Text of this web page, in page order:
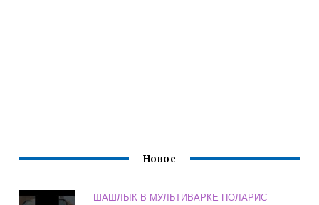
Новое
ШАШЛЫК В МУЛЬТИВАРКЕ ПОЛАРИС